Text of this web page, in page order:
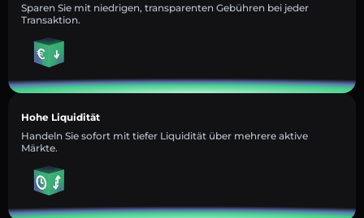
Sparen Sie mit niedrigen, transparenten Gebühren bei jeder
Transaktion.
Hohe Liquidität
Handeln Sie sofort mit tiefer Liquidität über mehrere aktive
Märkte.